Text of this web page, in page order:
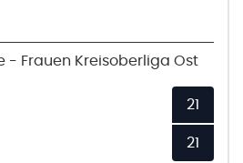
- Frauen Kreisoberliga Ost
21
21